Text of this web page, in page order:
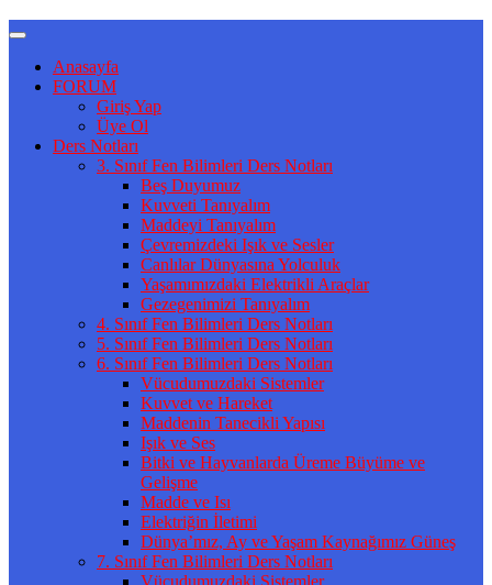
Anasayfa
FORUM
Giriş Yap
Üye Ol
Ders Notları
3. Sınıf Fen Bilimleri Ders Notları
Beş Duyumuz
Kuvveti Tanıyalım
Maddeyi Tanıyalım
Çevremizdeki Işık ve Sesler
Canlılar Dünyasına Yolculuk
Yaşamımızdaki Elektrikli Araçlar
Gezegenimizi Tanıyalım
4. Sınıf Fen Bilimleri Ders Notları
5. Sınıf Fen Bilimleri Ders Notları
6. Sınıf Fen Bilimleri Ders Notları
Vücudumuzdaki Sistemler
Kuvvet ve Hareket
Maddenin Tanecikli Yapısı
Işık ve Ses
Bitki ve Hayvanlarda Üreme Büyüme ve
Gelişme
Madde ve Isı
Elektriğin İletimi
Dünya’mız, Ay ve Yaşam Kaynağımız Güneş
7. Sınıf Fen Bilimleri Ders Notları
Vücudumuzdaki Sistemler